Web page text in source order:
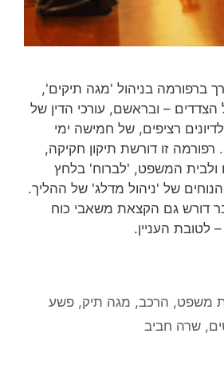
ברפורמה בניהול 'מגה תיקים',
הצדדים – ובראשם, עורכי הדין של
רציפים, של חמישה ימי
זו דורשת תיקון חקיקה,
ולבית המשפט, 'לברוח' בלחץ
של 'ניהול מדלג' של ההליך.
דורש גם הקצאת משאבי כוח
לטובת העניין.
משפט, הרכב, מגה תיק,פשע
, שרה חביב